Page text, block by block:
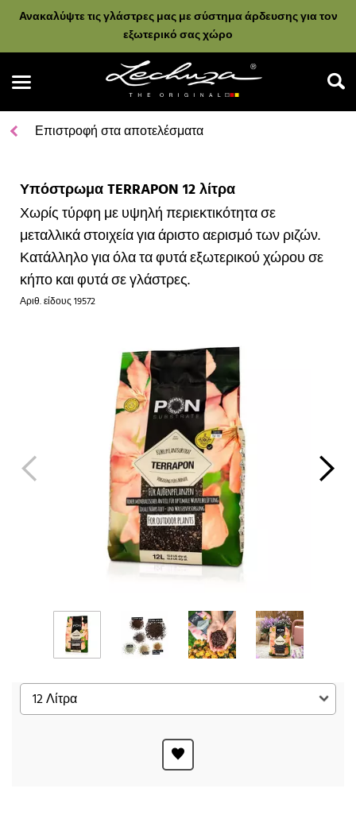
Ανακαλύψτε τις γλάστρες μας με σύστημα άρδευσης για τον
εξωτερικό σας χώρο
Αναζήτηση
Επιστροφή στα αποτελέσματα
Υπόστρωμα TERRAPON 12 λίτρα
Χωρίς τύρφη με υψηλή περιεκτικότητα σε
μεταλλικά στοιχεία για άριστο αερισμό των ριζών.
Κατάλληλο για όλα τα φυτά εξωτερικού χώρου σε
κήπο και φυτά σε γλάστρες.
Αριθ. είδους19572